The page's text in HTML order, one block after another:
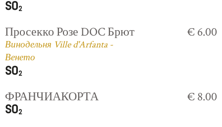
Просекко Розе DOC Брют
Винодельня Ville d'Arfanta -
Венето
€ 6.00
ФРАНЧИАКОРТА € 8.00